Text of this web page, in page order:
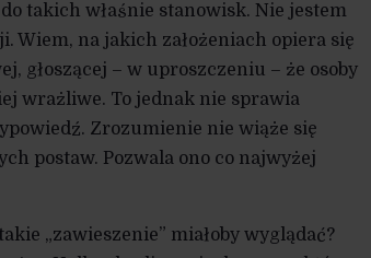
takich właśnie stanowisk. Nie jestem
na jakich założeniach opiera się
głoszącej – w uproszczeniu – że osoby
wrażliwe. To jednak nie sprawia
Zrozumienie nie wiąże się
postaw. Pozwala ono co najwyżej
„zawieszenie” miałoby wyglądać?